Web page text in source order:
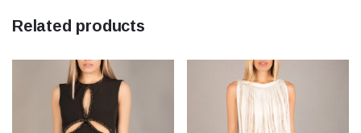
Related products